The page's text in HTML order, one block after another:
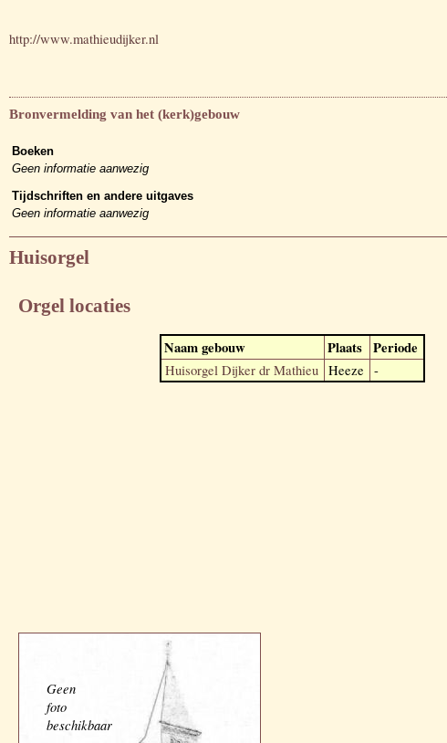
http://www.mathieudijker.nl
Bronvermelding van het (kerk)gebouw
Boeken
Geen informatie aanwezig
Tijdschriften en andere uitgaves
Geen informatie aanwezig
Huisorgel
Orgel locaties
Naam gebouw Plaats Periode
Huisorgel Dijker dr Mathieu Heeze -
Geen
foto
beschikbaar